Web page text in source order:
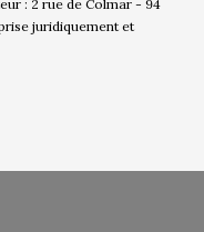
: 2 rue de Colmar - 94
juridiquement et